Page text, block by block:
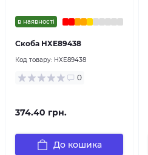
в наявності
Скоба HXE89438
Код товару: HXE89438
0
374.40 грн.
До кошика